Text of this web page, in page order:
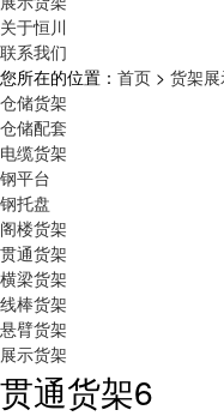
关于恒川
联系我们
您所在的位置： 首页 > 货架
仓储货架
仓储配套
电缆货架
钢平台
钢托盘
阁楼货架
贯通货架
横梁货架
线棒货架
悬臂货架
展示货架
贯通货架6